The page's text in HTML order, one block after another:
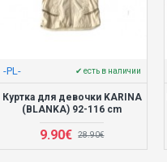
-PL- ✔ есть в наличии
Куртка для девочки KARINA
(BLANKA) 92-116 cm
9.90€ 28.90€